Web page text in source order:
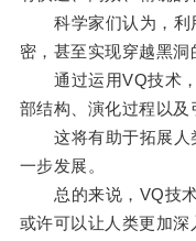
科学家们认为，利
密，甚至实现穿越黑洞
通过运用VQ技术，
部结构、演化过程以及
这将有助于拓展人
一步发展。
总的来说，VQ技术
或许可以让人类更加深